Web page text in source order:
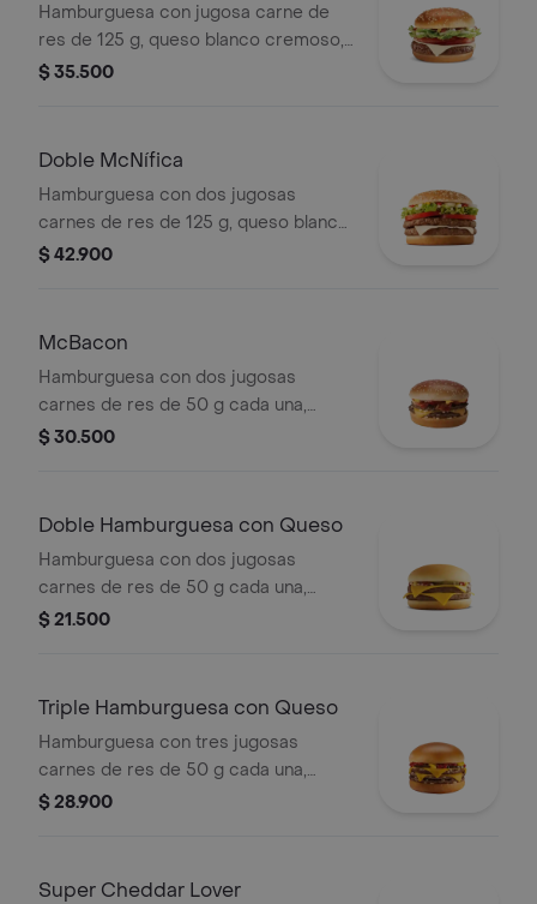
Hamburguesa con jugosa carne de
res de 125 g, queso blanco cremoso,
cebolla, tomate fresco, lechuga, salsa
$ 35.500
Doble McNífica
Hamburguesa con dos jugosas
carnes de res de 125 g, queso blanco
cremoso, cebolla, tomate fresco,
$ 42.900
McBacon
Hamburguesa con dos jugosas
carnes de res de 50 g cada una,
tocineta ahumada, cebolla, queso
$ 30.500
Doble Hamburguesa con Queso
Hamburguesa con dos jugosas
carnes de res de 50 g cada una,
doble queso cheddar cremoso,
$ 21.500
Triple Hamburguesa con Queso
Hamburguesa con tres jugosas
carnes de res de 50 g cada una,
doble queso cheddar cremoso,
$ 28.900
Super Cheddar Lover